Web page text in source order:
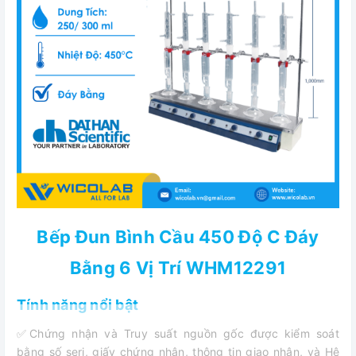
Bếp Đun Bình Cầu 450 Độ C Đáy
Bằng 6 Vị Trí WHM12291
Tính năng nổi bật
✅Chứng nhận và Truy suất nguồn gốc được kiểm soát
bằng số seri, giấy chứng nhận, thông tin giao nhận, và Hệ